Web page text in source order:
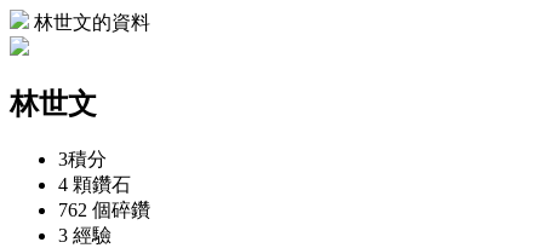
林世文的資料
林世文
3積分
4 顆鑽石
762 個碎鑽
3 經驗